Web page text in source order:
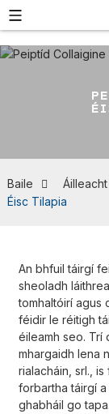
Baile
Éisc Tilapia
An bhfuil táirgí
sheoladh
tomhaltóirí agus
féidir le réitigh
éileamh seo. Trí
mhargaidh lena
rialacháin, srl.,
forbartha táirgí
ghabháil go